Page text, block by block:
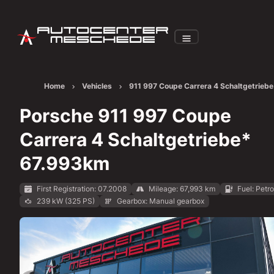
Home Vehicles
911 997 Coupe Carrera 4
Porsche 911 997 Coupe
Carrera 4 Schaltgetriebe*
67.993km
First Registration: 07.2008 Mileage: 67,993 km
Fuel:
239 kW (325 PS)
Gearbox: Manual gearbox
Show all images: https://img.classistatic.de/api/v1/